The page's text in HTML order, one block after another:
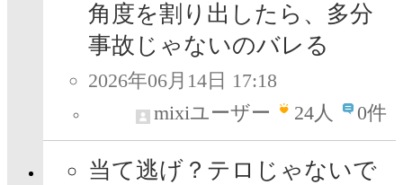
角度を割り出したら、多分
事故じゃないのバレる
2026年06月14日 17:18
mixiユーザー
24人 0件
当て逃げ？テロじゃないで